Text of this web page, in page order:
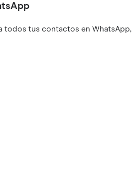
todos tus contactos en